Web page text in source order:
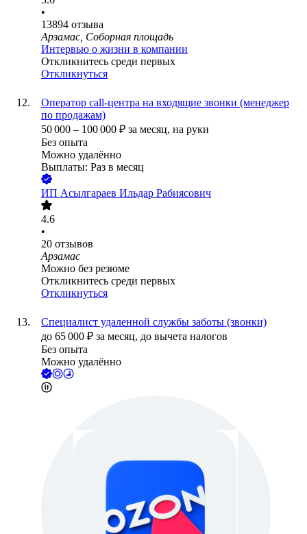
•
13894 отзыва
Арзамас, Соборная площадь
Интервью о жизни в компании
Откликнитесь среди первых
Откликнуться
Оператор call-центра на входящие звонки (менеджер
по продажам)
50 000 – 100 000 ₽ за месяц, на руки
Без опыта
Можно удалённо
Выплаты: Раз в месяц
ИП Асылгараев Ильдар Рабиясович
4.6
•
20 отзывов
Арзамас
Можно без резюме
Откликнитесь среди первых
Откликнуться
Специалист удаленной службы заботы (звонки)
до 65 000 ₽ за месяц, до вычета налогов
Без опыта
Можно удалённо